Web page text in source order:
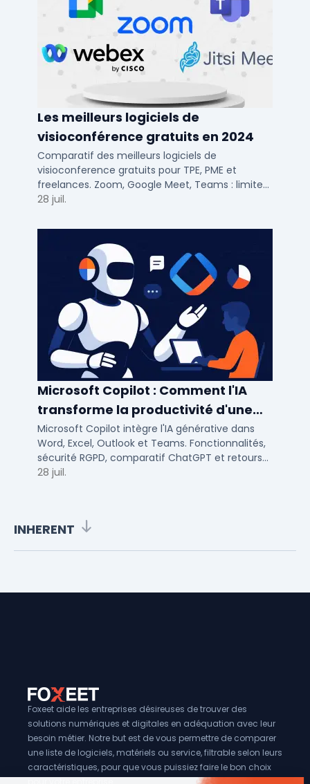
Les meilleurs logiciels de
visioconférence gratuits en 2024
Comparatif des meilleurs logiciels de
visioconference gratuits pour TPE, PME et
freelances. Zoom, Google Meet, Teams : limites,
participants, fonctions cles pour bien choisir.
28 juil.
Microsoft Copilot : Comment l'IA
transforme la productivité d'une
PME/ETI ?
Microsoft Copilot intègre l'IA générative dans
Word, Excel, Outlook et Teams. Fonctionnalités,
sécurité RGPD, comparatif ChatGPT et retours
concrets pour PME et ETI françaises.
28 juil.
INHERENT
Foxeet aide les entreprises désireuses de trouver des
solutions numériques et digitales en adéquation avec leur
besoin métier. Notre but est de vous permettre de comparer
une liste de logiciels, matériels ou service, filtrable selon leurs
caractéristiques, pour que vous puissiez faire le bon choix